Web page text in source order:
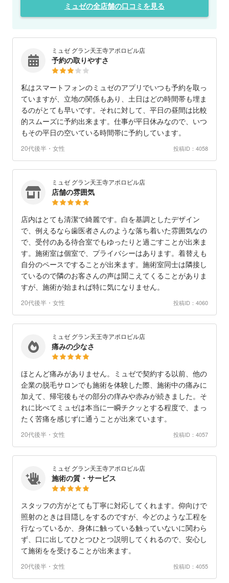
ミュゼの全店舗の口コミを見る
ミュゼ グラン天王寺アポロビル店
予約の取りやすさ
私はスマートフォンのミュゼのアプリでいつも予約を取っ
ていますが、立地の関係もあり、土日はどの時間帯も埋ま
るのがとても早いです。それに対して、平日の昼間は比較
的スムーズに予約出来ます。仕事が平日休みなので、いつ
もその平日の空いている時間帯に予約しています。
20代後半・女性 投稿ID：4058
ミュゼ グラン天王寺アポロビル店
店舗の雰囲気
店内はとても清潔で綺麗です。白を基調としたデザイン
で、例えるなら歯医者さんのような落ち着いた雰囲気なの
で、受付のある待合室でもゆったりと過ごすことが出来ま
す。施術室は個室で、プライバシーはあります。着替えも
自分のペースですることが出来ます。施術室同士は隣接し
ているので隣のお客さんの声は聞こえてくることがありま
すが、施術が始まれば特に気になりません。
20代後半・女性 投稿ID：4060
ミュゼ グラン天王寺アポロビル店
痛みの少なさ
ほとんど痛みがありません。ミュゼで契約する以前、他の
企業の脱毛サロンでも施術を体験した際、施術中の痛みに
加えて、帰宅後もその部分の痒みや赤みが続きました。そ
れに比べてミュゼは本当に一瞬チクッとする程度で、まっ
たく苦痛を感じずに通うことが出来ています。
20代後半・女性 投稿ID：4057
ミュゼ グラン天王寺アポロビル店
施術の質・サービス
スタッフの方がとても丁寧に対応してくれます。仰向けで
照射のときは目隠しをするのですが、今どのような工程を
行なっているか、身体に触っている触っていないに関わら
ず、口に出してひとつひとつ説明してくれるので、安心し
て施術をを受けることが出来ます。
20代後半・女性 投稿ID：4055